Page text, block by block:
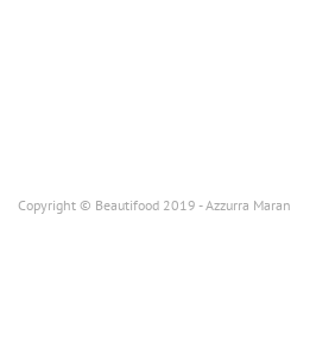
Copyright © Beautifood 2019 - Azzurra Maran